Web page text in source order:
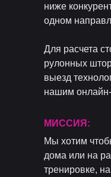
ниже
одном
Для расчета
рулонных
выезд
нашим
МИССИЯ:
Мы хотим
дома или на
тренировке,